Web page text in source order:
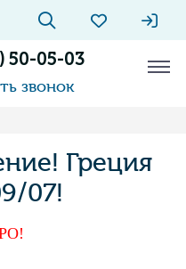
50-05-03
звонок
Греция
07!